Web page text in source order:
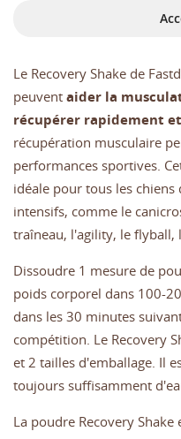
Le Recovery Shake de
peuvent aider la
récupérer rapidement
récupération musculaire
performances sportives.
idéale pour tous les
intensifs, comme le
traîneau, l'agility, le flyball,
Dissoudre 1 mesure de
poids corporel dans 100-
dans les 30 minutes
compétition. Le Recovery
et 2 tailles d'emballage. Il
toujours suffisamment
La poudre Recovery